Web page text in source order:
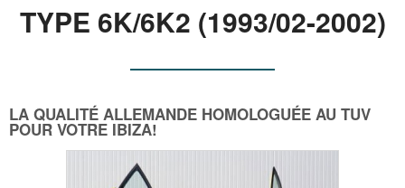
TYPE 6K/6K2 (1993/02-2002)
LA QUALITÉ ALLEMANDE HOMOLOGUÉE AU TUV
POUR VOTRE IBIZA!